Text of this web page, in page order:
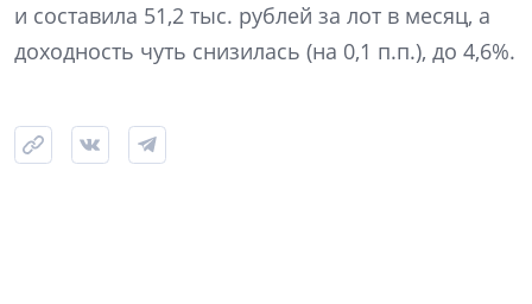
и составила 51,2 тыс. рублей за лот в месяц, а
доходность чуть снизилась (на 0,1 п.п.), до 4,6%.